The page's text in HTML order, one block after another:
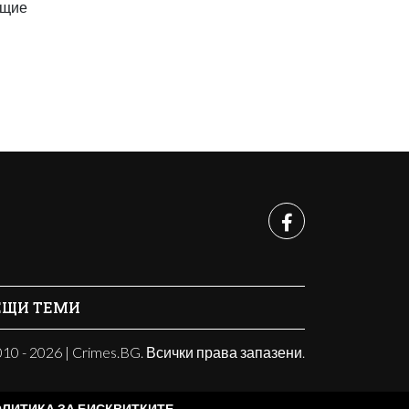
ТЕМИ
- 2026 | Crimes.BG. Всички права запазени.